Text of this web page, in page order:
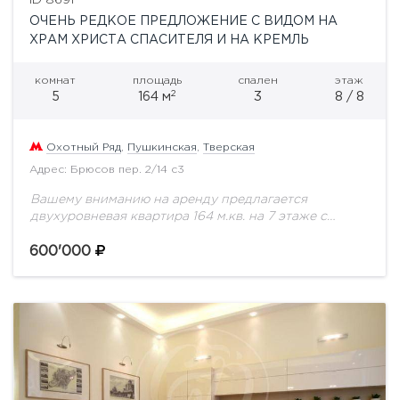
ОЧЕНЬ РЕДКОЕ ПРЕДЛОЖЕНИЕ С ВИДОМ НА
ХРАМ ХРИСТА СПАСИТЕЛЯ И НА КРЕМЛЬ
комнат
5
площадь
164 м2
спален
3
этаж
8 / 8
Охотный Ряд Пушкинская Тверская
Адрес: Брюсов пер. 2/14 с3
Вашему вниманию на аренду предлагается
двухуровневая квартира 164 м.кв. на 7 этаже с
Спасителя и на Кремль. На первом этаже...
600'000